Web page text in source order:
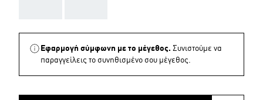
Εφαρμογή σύμφωνη με το μέγεθος. Συνιστούμε να
παραγγείλεις το συνηθισμένο σου μέγεθος.